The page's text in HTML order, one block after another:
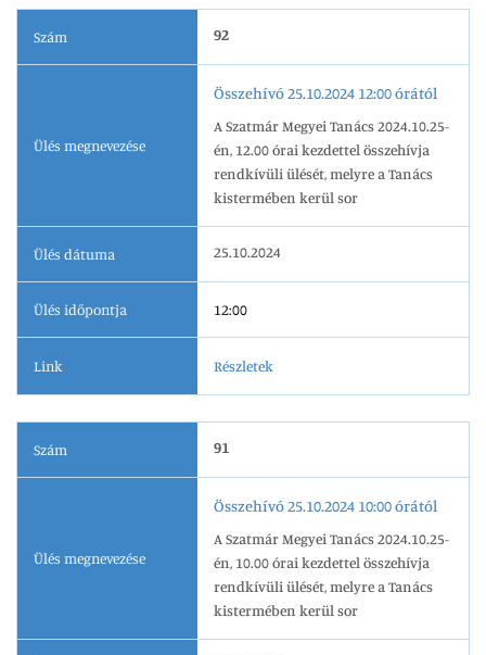
Szám 92
Ülés megnevezése
Összehívó 25.10.2024 12:00 órától
A Szatmár Megyei Tanács 2024.10.25-
én, 12.00 órai kezdettel összehívja
rendkívüli ülését, melyre a Tanács
kistermében kerül sor
Ülés dátuma 25.10.2024
Ülés időpontja 12:00
Link Részletek
Szám 91
Ülés megnevezése
Összehívó 25.10.2024 10:00 órától
A Szatmár Megyei Tanács 2024.10.25-
én, 10.00 órai kezdettel összehívja
rendkívüli ülését, melyre a Tanács
kistermében kerül sor